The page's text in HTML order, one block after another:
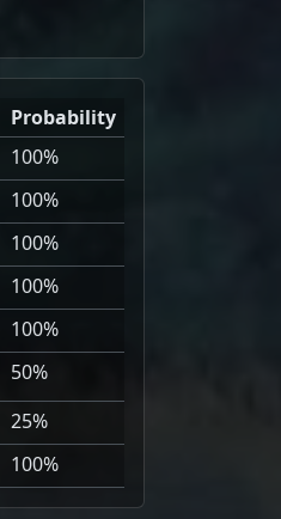
Probability
100%
100%
100%
100%
100%
50%
25%
100%